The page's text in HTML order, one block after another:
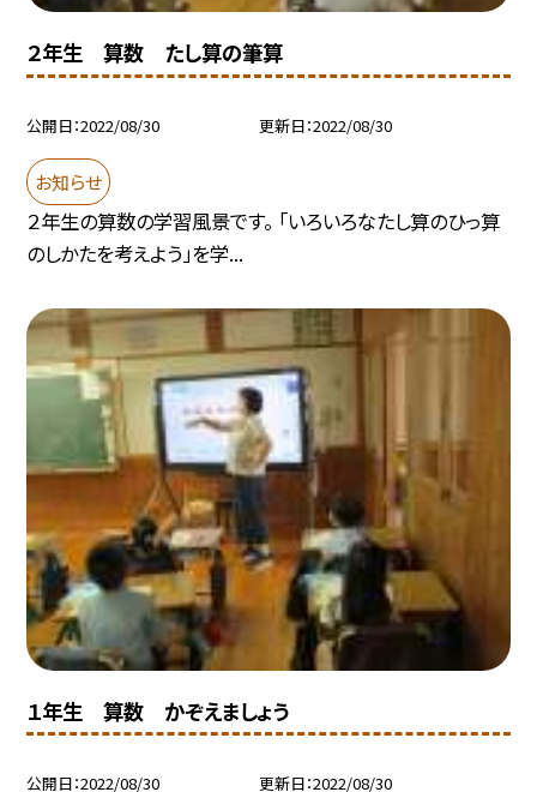
２年生 算数 たし算の筆算
公開日 2022/08/30 更新日 2022/08/30
お知らせ
２年生の算数の学習風景です。 「いろいろなたし算のひっ算
のしかたを考えよう」を学...
１年生 算数 かぞえましょう
公開日 2022/08/30 更新日 2022/08/30